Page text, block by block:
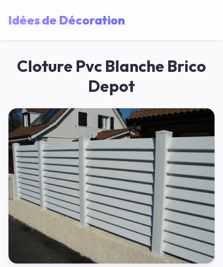
Idées de Décoration
Cloture Pvc Blanche Brico
Depot